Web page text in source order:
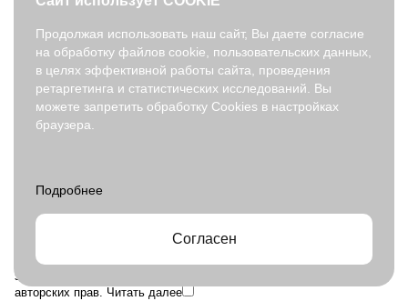
+7 (495) 127-08-52
order@fabretti.ru
© 2026. fabretti.ru. Все права защищены
Все ресурсы сайта fabretti.ru, включая (но не ограничиваясь)
текстовую, графическую, фотографическую и видео информацию,
фирменное наименование являются объектами авторского права и
прав на интеллектуальную собственность, защищены российским
законодательством и международными соглашениями об охране
авторских прав. Читать далее
Продолжая использовать наш сайт, Вы даете согласие
на обработку файлов cookie, пользовательских данных,
в целях эффективной работы сайта, проведения
ретаргетинга и статистических исследований. Вы
можете запретить обработку Cookies в настройках
браузера.
Согласен